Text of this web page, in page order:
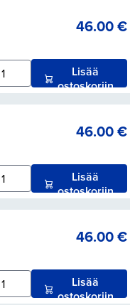
46.00€
Lisää
ostoskoriin
46.00€
Lisää
ostoskoriin
46.00€
Lisää
ostoskoriin